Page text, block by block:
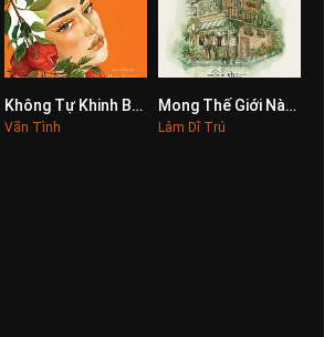
0Không Tự Khinh Bỉ, Không Tự Phí Hoài
Vãn Tình
0Mong Thế Giới Này Luôn Dịu Dàng Với Em
Lâm Dĩ Trú